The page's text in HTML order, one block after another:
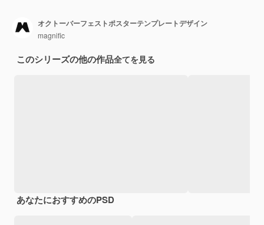
オクトーバーフェストポスターテンプレートデザイン
magnific
このシリーズの他の作品全てを見る
あなたにおすすめのPSD